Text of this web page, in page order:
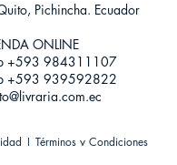
Pichincha. Ecuador
ONLINE​
+593 984311107
+593 939592822
| Términos y Condiciones